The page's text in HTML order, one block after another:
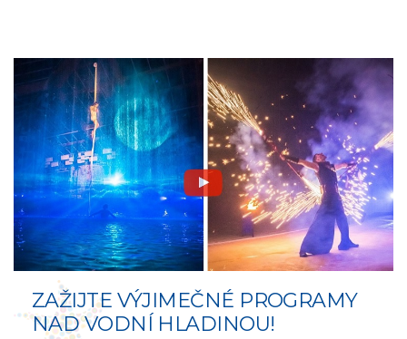
ZAŽIJTE VÝJIMEČNÉ PROGRAMY
NAD VODNÍ HLADINOU!